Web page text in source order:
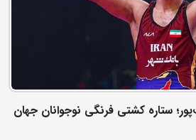
ستاره کشتی فرنگی نوجوانان جهان